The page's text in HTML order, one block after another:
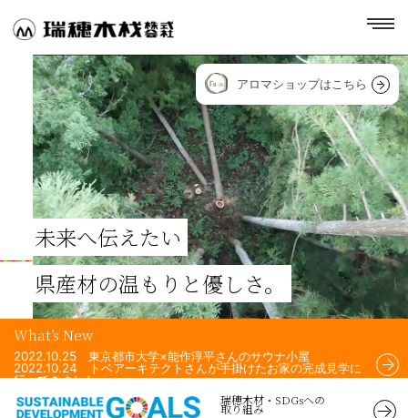
未来へ伝えたい
県産材の温もりと優しさ。
アロマショップはこちら
What’s New
2022.10.25 東京都市大学×能作淳平さんのサウナ小屋
2022.10.24 トベアーキテクトさんが手掛けたお家の完成見学に
行ってきました。
2022.10.24 Airchi Airsさんが手掛けた住宅のフェンスに、瑞穂
木材の杉材を使用して頂きました！
瑞穂木材・SDGsへの
取り組み